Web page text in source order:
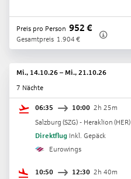
Preis pro Person 952 €
Gesamtpreis 1.904 €
Mi., 14.10.26 – Mi., 21.10.26
7 Nächte
06:35 10:00 2h 25m
Salzburg (SZG) - Heraklion (HER)
Direktflug Inkl. Gepäck
Eurowings
10:50 12:30 2h 40m